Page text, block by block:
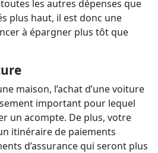
les autres dépenses que
plus haut, il est donc une
à épargner plus tôt que
maison, l’achat d’une voiture
important pour lequel
un acompte. De plus, votre
itinéraire de paiements
d’assurance qui seront plus